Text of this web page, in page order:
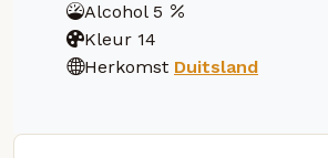
Alcohol 5
Kleur 14
Herkomst Duitsland